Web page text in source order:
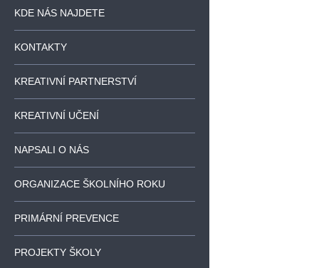
KDE NÁS NAJDETE
KONTAKTY
KREATIVNÍ PARTNERSTVÍ
KREATIVNÍ UČENÍ
NAPSALI O NÁS
ORGANIZACE ŠKOLNÍHO ROKU
PRIMÁRNÍ PREVENCE
PROJEKTY ŠKOLY